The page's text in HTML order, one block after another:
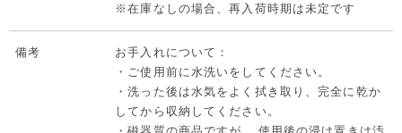
※在庫なしの場合、再入荷時期は未定です
備考
お手入れについて：
・ご使用前に水洗いをしてください。
・洗った後は水気をよく拭き取り、完全に乾か
してから収納してください。